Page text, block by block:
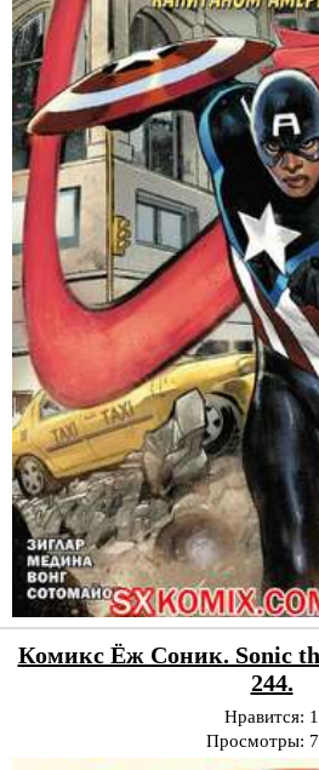
Комикс Ёж Соник. Sonic
244.
Нравится: 1
Просмотры: